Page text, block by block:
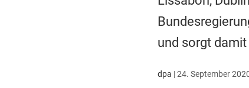
und sorgt
dpa |24. September